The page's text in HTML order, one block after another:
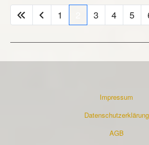
1 3 4 5
Impressum
Datenschutzerklärung
AGB